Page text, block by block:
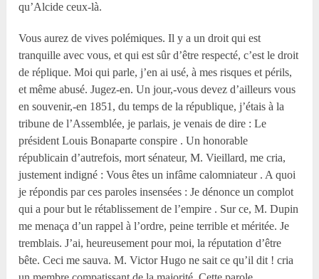
qu’Alcide ceux-là.
Vous aurez de vives polémiques. Il y a un droit qui est
tranquille avec vous, et qui est sûr d’être respecté, c’est le droit
de réplique. Moi qui parle, j’en ai usé, à mes risques et périls,
et même abusé. Jugez-en. Un jour,-vous devez d’ailleurs vous
en souvenir,-en 1851, du temps de la république, j’étais à la
tribune de l’Assemblée, je parlais, je venais de dire : Le
président Louis Bonaparte conspire . Un honorable
républicain d’autrefois, mort sénateur, M. Vieillard, me cria,
justement indigné : Vous êtes un infâme calomniateur . A quoi
je répondis par ces paroles insensées : Je dénonce un complot
qui a pour but le rétablissement de l’empire . Sur ce, M. Dupin
me menaça d’un rappel à l’ordre, peine terrible et méritée. Je
tremblais. J’ai, heureusement pour moi, la réputation d’être
bête. Ceci me sauva. M. Victor Hugo ne sait ce qu’il dit ! cria